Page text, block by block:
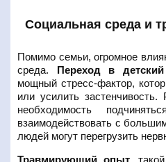
Социальная среда и
Помимо семьи, огромное
среда. Переход в
мощный стресс-фактор,
или усилить застенчивость.
необходимость
взаимодействовать с
людей могут перегрузить